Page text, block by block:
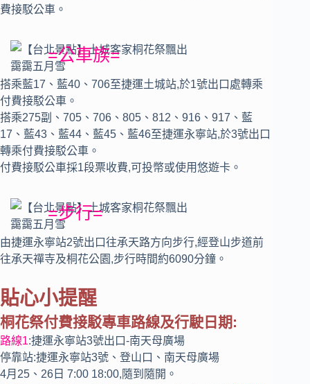
費接駁公車。
=公車族=
搭乘藍17、藍40、706至捷運土城站,於1號出口處轉乘
付費接駁公車。
搭乘275副、705、706、805、812、916、917、藍
17、藍43、藍44、藍45、藍46至捷運永寧站,於3號出口
轉乘付費接駁公車。
付費接駁公車採1段票收費,可投幣或使用悠遊卡。
=步行=
由捷運永寧站2號出口往承天路方向步行,經登山步道前
往承天禪寺及桐花公園,步行時間約6090分鐘。
貼心小提醒
桐花祭付費接駁專車路線及行駛日期:
路線1:捷運永寧站3號出口-南天母廣場
停靠站:捷運永寧站3號、登山口、南天母廣場
4月25、26日 7:00 18:00,隨到隨開。